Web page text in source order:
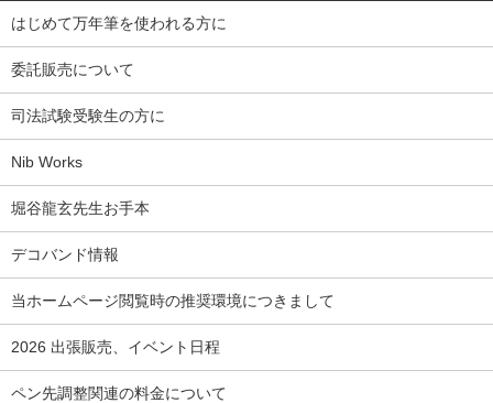
はじめて万年筆を使われる方に
委託販売について
司法試験受験生の方に
Nib Works
堀谷龍玄先生お手本
デコバンド情報
当ホームページ閲覧時の推奨環境につきまして
2026 出張販売、イベント日程
ペン先調整関連の料金について